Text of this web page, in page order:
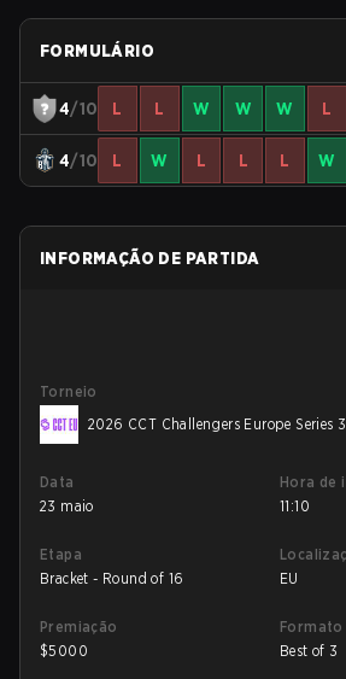
FORMULÁRIO
4/10 L L W W W L
4/10 L W L L L W
INFORMAÇÃO DE PARTIDA
Torneio
2026 CCT Challengers Europe Series 3
Data
23 maio
Hora de
11:10
Etapa
Bracket - Round of 16
EU
Premiação
$5000
Formato
Best of 3